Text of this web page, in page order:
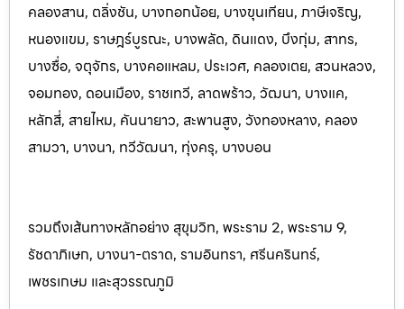
คลองสาน, ตลิ่งชัน, บางกอกน้อย, บางขุนเทียน, ภาษีเจริญ,
หนองแขม, ราษฎร์บูรณะ, บางพลัด, ดินแดง, บึงกุ่ม, สาทร,
บางซื่อ, จตุจักร, บางคอแหลม, ประเวศ, คลองเตย, สวนหลวง,
จอมทอง, ดอนเมือง, ราชเทวี, ลาดพร้าว, วัฒนา, บางแค,
หลักสี่, สายไหม, คันนายาว, สะพานสูง, วังทองหลาง, คลอง
สามวา, บางนา, ทวีวัฒนา, ทุ่งครุ, บางบอน
รวมถึงเส้นทางหลักอย่าง สุขุมวิท, พระราม 2, พระราม 9,
รัชดาภิเษก, บางนา-ตราด, รามอินทรา, ศรีนครินทร์,
เพชรเกษม และสุวรรณภูมิ